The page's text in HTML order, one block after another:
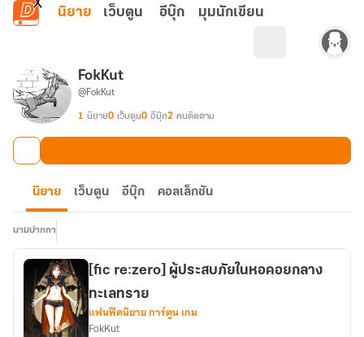
ข้ามไปยังเนื้อหาหลัก
นิยาย เว็บตูน อีบุ๊ก มุมนักเขียน
FokKut
@FokKut
1 นิยาย0 เว็บตูน0 อีบุ๊ก2 คนติดตาม
นิยาย เว็บตูน อีบุ๊ก คอลเล็กชัน
นามปากกา
[fic re:zero] ผู้ประสบภัยในหอคอยกลาง
ทะเลทราย
แฟนฟิคนิยาย การ์ตูน เกม
FokKut